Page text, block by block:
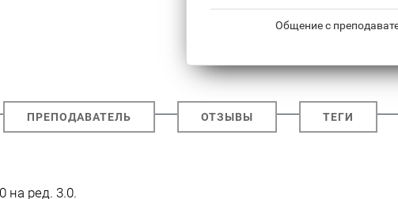
Общение с
ПРЕПОДАВАТЕЛЬ ОТЗЫВЫ ТЕГИ
на ред. 3.0.